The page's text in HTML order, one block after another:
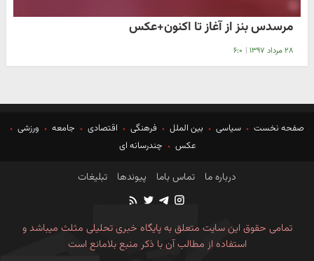
مرسدس بنز از آغاز تا اکنون+عکس
۲۸ مرداد ۱۳۹۷ | ۶:۰
صفحه نخست سیاسی بین الملل فرهنگی اقتصادی جامعه
ورزشی
عکس
چندرسانه ای
درباره ما تماس باما پیوندها تبلیغات
تمامی حقوق این سایت متعلق به پایگاه خبری تحلیلی مثلث میباشد و
استفاده از مطالب آن با ذکر منبع بلامانع است